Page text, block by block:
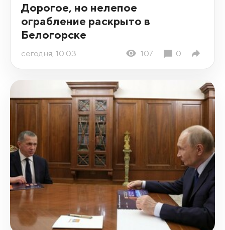
Дорогое, но нелепое
ограбление раскрыто в
Белогорске
сегодня, 10:03 107 0